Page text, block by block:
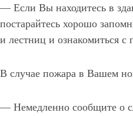
— Если Вы находитесь в
постарайтесь хорошо
и лестниц и ознакомиться с
В случае пожара в Вашем
— Немедленно сообщите о